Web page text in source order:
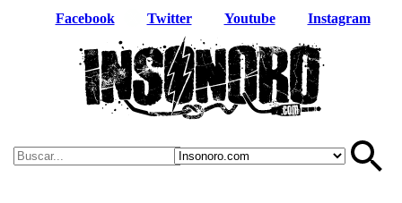
Facebook Twitter Youtube Instagram